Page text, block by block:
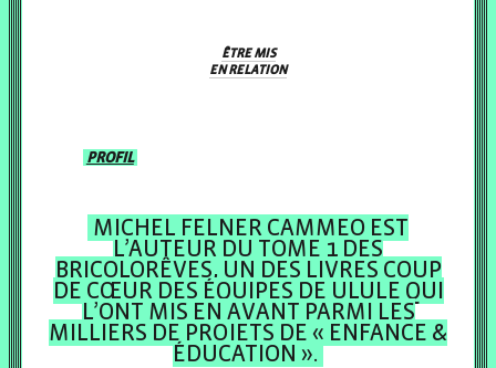
ÊTRE MIS
EN RELATION
PROFIL
MICHEL FELNER CAMMEO EST
L’AUTEUR DU TOME 1 DES
BRICOLORÊVES, UN DES LIVRES COUP
DE CŒUR DES ÉQUIPES DE ULULE QUI
L’ONT MIS EN AVANT PARMI LES
MILLIERS DE PROJETS DE « ENFANCE &
ÉDUCATION ».